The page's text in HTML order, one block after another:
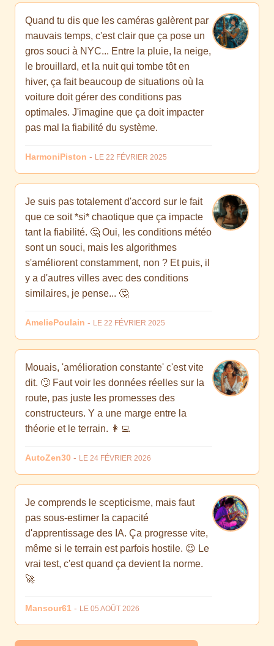
Quand tu dis que les caméras galèrent par
mauvais temps, c'est clair que ça pose un
gros souci à NYC... Entre la pluie, la neige,
le brouillard, et la nuit qui tombe tôt en
hiver, ça fait beaucoup de situations où la
voiture doit gérer des conditions pas
optimales. J'imagine que ça doit impacter
pas mal la fiabilité du système.
HarmoniPiston - LE 22 FÉVRIER 2025
Je suis pas totalement d'accord sur le fait
que ce soit *si* chaotique que ça impacte
tant la fiabilité. 🤔 Oui, les conditions météo
sont un souci, mais les algorithmes
s'améliorent constamment, non ? Et puis, il
y a d'autres villes avec des conditions
similaires, je pense... 🤔
AmeliePoulain - LE 22 FÉVRIER 2025
Mouais, 'amélioration constante' c'est vite
dit. 🙄 Faut voir les données réelles sur la
route, pas juste les promesses des
constructeurs. Y a une marge entre la
théorie et le terrain. 👩‍💻
AutoZen30 - LE 24 FÉVRIER 2026
Je comprends le scepticisme, mais faut
pas sous-estimer la capacité
d'apprentissage des IA. Ça progresse vite,
même si le terrain est parfois hostile. 😉 Le
vrai test, c'est quand ça devient la norme.
🚀
Mansour61 - LE 05 AOÛT 2026